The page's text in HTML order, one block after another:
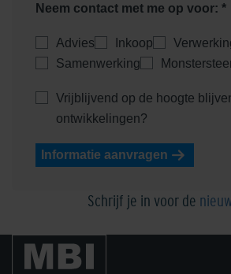
Neem contact met me op voor: *
Advies Inkoop
Samenwerking
Vrijblijvend op de hoogte
ontwikkelingen?
Informatie aanvragen
Schrijf je in voor de